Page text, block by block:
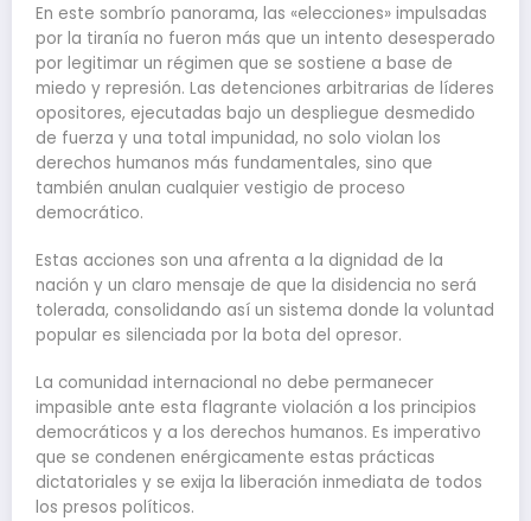
En este sombrío panorama, las «elecciones» impulsadas
por la tiranía no fueron más que un intento desesperado
por legitimar un régimen que se sostiene a base de
miedo y represión. Las detenciones arbitrarias de líderes
opositores, ejecutadas bajo un despliegue desmedido
de fuerza y una total impunidad, no solo violan los
derechos humanos más fundamentales, sino que
también anulan cualquier vestigio de proceso
democrático.
Estas acciones son una afrenta a la dignidad de la
nación y un claro mensaje de que la disidencia no será
tolerada, consolidando así un sistema donde la voluntad
popular es silenciada por la bota del opresor.
La comunidad internacional no debe permanecer
impasible ante esta flagrante violación a los principios
democráticos y a los derechos humanos. Es imperativo
que se condenen enérgicamente estas prácticas
dictatoriales y se exija la liberación inmediata de todos
los presos políticos.